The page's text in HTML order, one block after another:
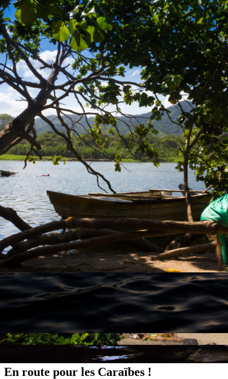
Accueil
Amérique du Sud 2018
L’itinéraire
Matériel et budget
Carnet de route
Toutes les étapes
Chili
Argentine
Bolivie
Pérou
Equateur
Colombie
Bilan et budget par pays
Nos autres voyages
Eurovélo 6 2015
Corse 2016
Vélodyssée 2017
Route des Grandes Alpes 2019
Conseils aux voyageurs
Vidéos
En route pour les Caraïbes !